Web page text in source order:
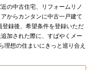
の中古住宅、リフォームリノ
からカンタンに中古一戸建て
録後、希望条件を登録いただ
加された際に、すばやくメー
理想の住まいにきっと巡り合え